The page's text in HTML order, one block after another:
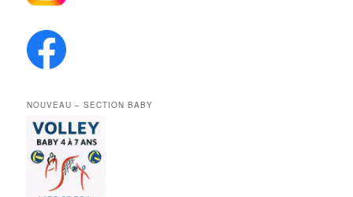
NOUVEAU – SECTION BABY